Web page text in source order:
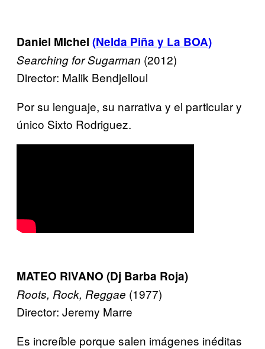
Daniel MIchel (Nelda Piña y La BOA)
Searching for Sugarman (2012)
Director: Malik Bendjelloul
Por su lenguaje, su narrativa y el particular y
único Sixto Rodriguez.
MATEO RIVANO (Dj Barba Roja)
Roots, Rock, Reggae (1977)
Director: Jeremy Marre
Es increíble porque salen imágenes inéditas